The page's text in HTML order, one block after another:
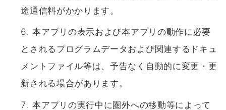
途通信料がかかります。
本アプリの表⽰および本アプリの動作に必要
とされるプログラムデータおよび関連するドキュ
メントファイル等は、予告なく⾃動的に変更・更
新される場合があります。
本アプリの実⾏中に圏外への移動等によって